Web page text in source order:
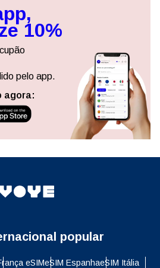
10%
pelo app.
agora:
popular
eSIMeSIM EspanhaeSIM Itália